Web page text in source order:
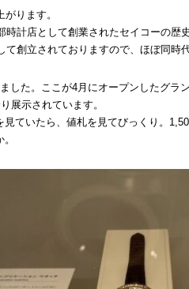
ります。
時計店として創業されたセイコーの歴
て創立されておりますので、ほぼ同時
した。ここが4月にオープンしたグラ
展示されています。
見ていたら、値札を見てびっくり。